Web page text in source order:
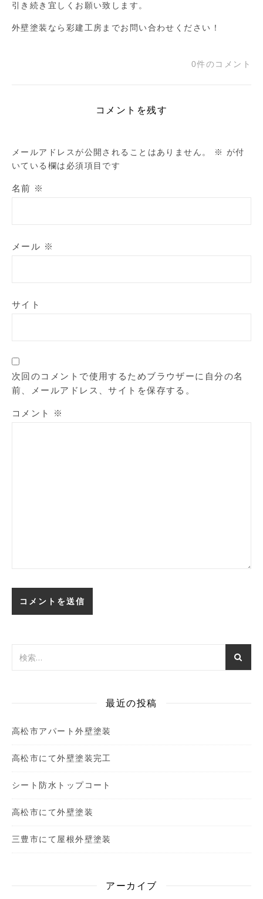
引き続き宜しくお願い致します。
外壁塗装なら彩建工房までお問い合わせください！
0件のコメント
コメントを残す
メールアドレスが公開されることはありません。 ※ が付
いている欄は必須項目です
名前 ※
メール ※
サイト
次回のコメントで使用するためブラウザーに自分の名
前、メールアドレス、サイトを保存する。
コメント ※
最近の投稿
高松市アパート外壁塗装
高松市にて外壁塗装完工
シート防水トップコート
高松市にて外壁塗装
三豊市にて屋根外壁塗装
アーカイブ